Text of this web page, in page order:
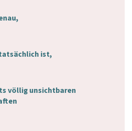
ist,
völlig unsichtbaren